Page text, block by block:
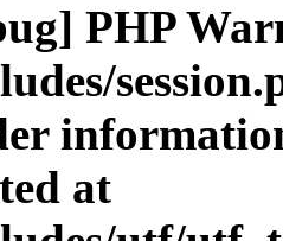
PHP
at